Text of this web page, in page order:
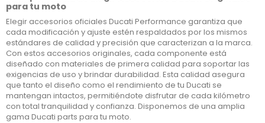
para tu moto
Elegir accesorios oficiales Ducati Performance garantiza que
cada modificación y ajuste estén respaldados por los mismos
estándares de calidad y precisión que caracterizan a la marca.
Con estos accesorios originales, cada componente está
diseñado con materiales de primera calidad para soportar las
exigencias de uso y brindar durabilidad. Esta calidad asegura
que tanto el diseño como el rendimiento de tu Ducati se
mantengan intactos, permitiéndote disfrutar de cada kilómetro
con total tranquilidad y confianza. Disponemos de una amplia
gama Ducati parts para tu moto.